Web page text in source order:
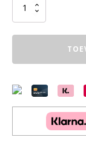
persoons
Sleepy
3
en
2
nachtkastjes